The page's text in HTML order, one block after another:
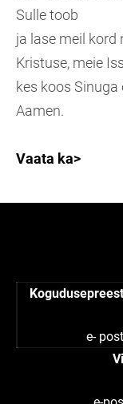
Sulle toob
ja lase meil kord
Kristuse, meie
kes koos
Aamen.
Vaata ka>
e-